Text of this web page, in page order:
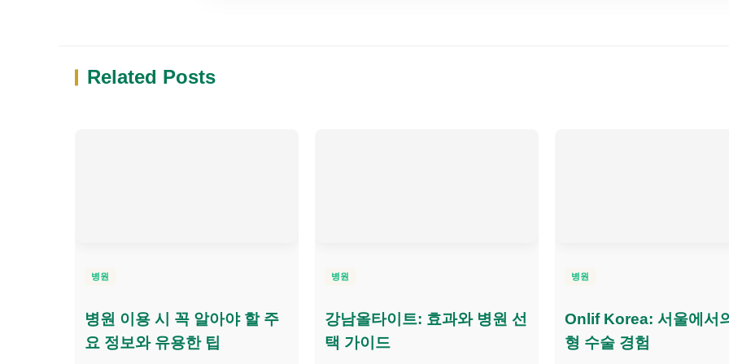
Related Posts
병원
병원 이용 시 꼭 알아야 할 주
요 정보와 유용한 팁
병원
강남올타이트: 효과와 병원 선
택 가이드
병원
Onlif Korea: 서울에서
형 수술 경험